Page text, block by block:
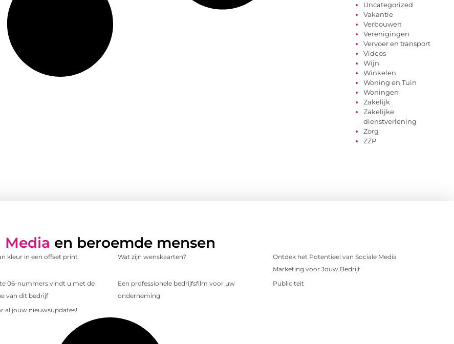
Uncategorized
Vakantie
Verbouwen
Verenigingen
Vervoer en transport
Videos
Wijn
Winkelen
Woning en Tuin
Woningen
Zakelijk
Zakelijke
dienstverlening
Zorg
ZZP
Media en beroemde mensen
kleur in een offset print Wat zijn wenskaarten?
Ontdek het Potentieel van Sociale Media
Marketing voor Jouw Bedrijf
06-nummers vindt u met de
van dit bedrijf
Een professionele bedrijfsfilm voor uw
onderneming
Publiciteit
al jouw nieuwsupdates!